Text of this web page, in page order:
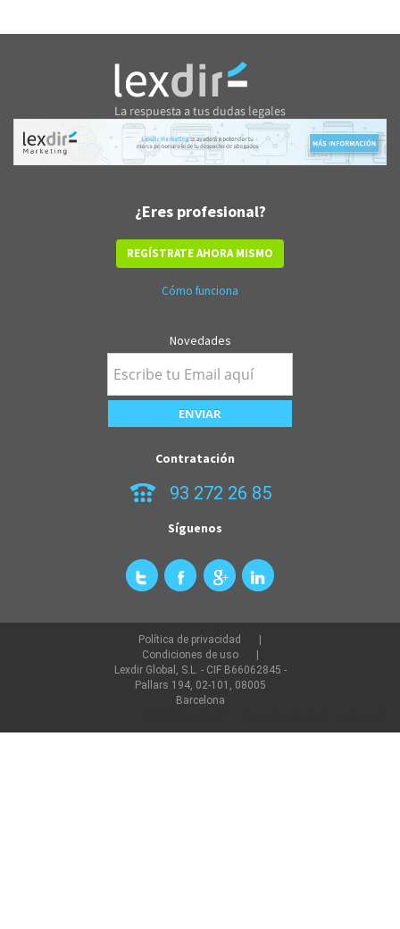
¿Eres profesional?
REGÍSTRATE AHORA MISMO
Cómo funciona
Novedades
Contratación
93 272 26 85
Síguenos
Política de privacidad
Condiciones de uso
Lexdir Global, S.L. - CIF B66062845 -
Pallars 194, 02-101, 08005
Barcelona